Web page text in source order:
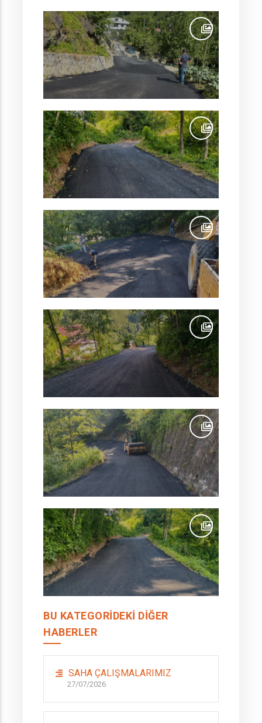
BU KATEGORIDEKI DIĞER
HABERLER
SAHA ÇALIŞMALARIMIZ
27/07/2026